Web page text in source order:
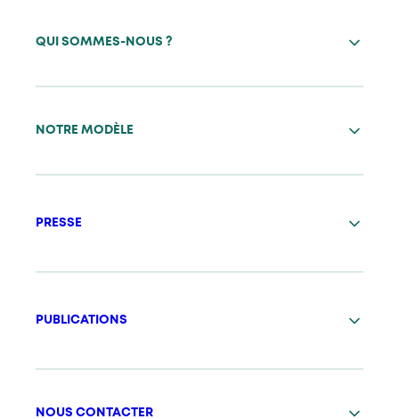
QUI SOMMES-NOUS ?
NOTRE MODÈLE
PRESSE
PUBLICATIONS
NOUS CONTACTER